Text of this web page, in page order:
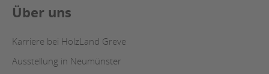
Über uns
Karriere bei HolzLand Greve
Ausstellung in Neumünster